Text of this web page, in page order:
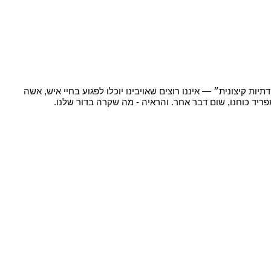
קיצונית״ — איננו רוצים שאויבינו יוכלו לפגוע בחיי איש, אשה
כוחנו, שום דבר אחר. והראיה - מה שקרה בדור שלנו.